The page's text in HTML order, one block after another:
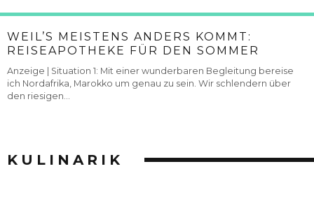
WEIL’S MEISTENS ANDERS KOMMT:
REISEAPOTHEKE FÜR DEN SOMMER
Anzeige | Situation 1: Mit einer wunderbaren Begleitung bereise
ich Nordafrika, Marokko um genau zu sein. Wir schlendern über
den riesigen...
KULINARIK